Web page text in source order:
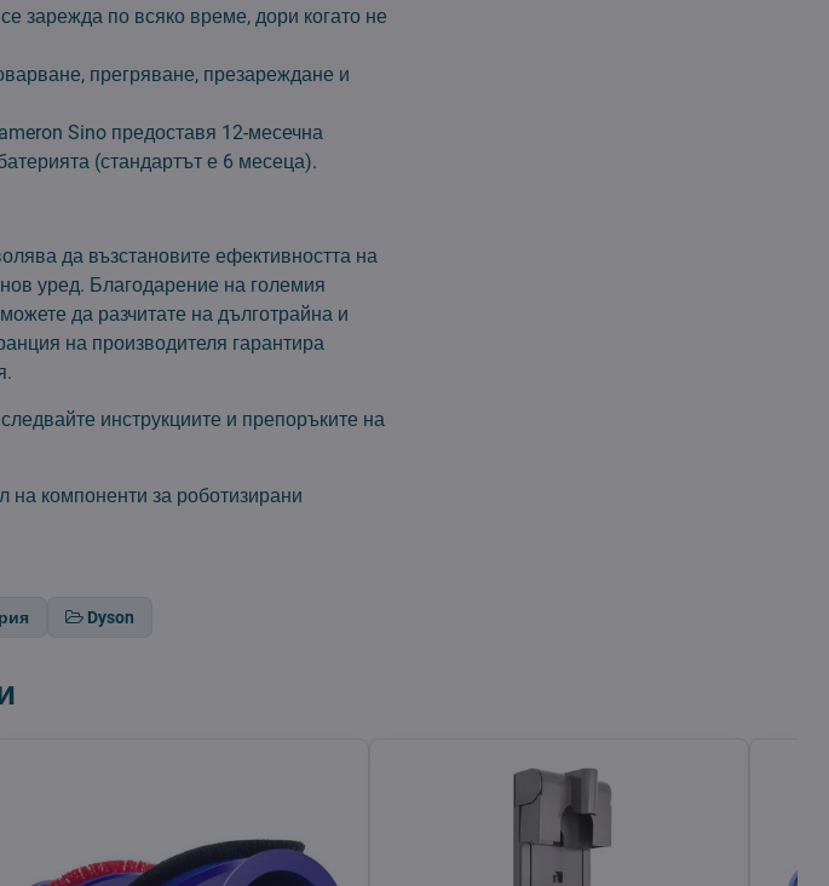
зарежда по всяко време, дори когато не
прегряване, презареждане и
Sino предоставя 12-месечна
(стандартът е 6 месеца).
да възстановите ефективността на
уред. Благодарение на големия
да разчитате на дълготрайна и
на производителя гарантира
инструкциите и препоръките на
на компоненти за роботизирани
Dyson